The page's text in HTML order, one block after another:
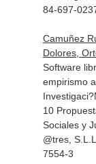
84-697-
Camuñez
Dolores,
Software
empirismo
10
Sociales y
@tres,
7554-3